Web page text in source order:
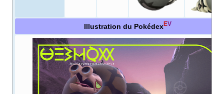
Illustration du PokédexEV